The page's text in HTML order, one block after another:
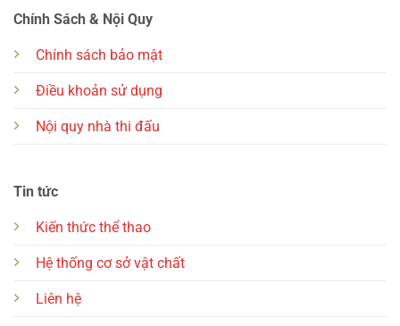
Chính Sách & Nội Quy
Chính sách bảo mật
Điều khoản sử dụng
Nội quy nhà thi đấu
Tin tức
Kiến thức thể thao
Hệ thống cơ sở vật chất
Liên hệ